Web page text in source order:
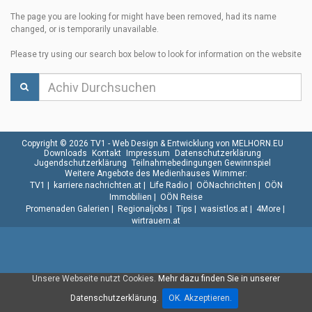
The page you are looking for might have been removed, had its name
changed, or is temporarily unavailable.
Please try using our search box below to look for information on the website
Unsere Webseite nutzt Cookies. Mehr dazu finden Sie in unserer
Datenschutzerklärung.
OK. Akzeptieren.
Copyright © 2026 TV1 - Web Design & Entwicklung von MELHORN.EU
Downloads
Kontakt Impressum
Datenschutzerklärung
Jugendschutzerklärung Teilnahmebedingungen Gewinnspiel
Weitere Angebote des Medienhauses Wimmer:
TV1
karriere.nachrichten.at| Life Radio| OÖNachrichten
OÖN
Immobilien
OÖN Reise
Promenaden Galerien
Regionaljobs Tips wasistlos.at| 4More|
wirtrauern.at